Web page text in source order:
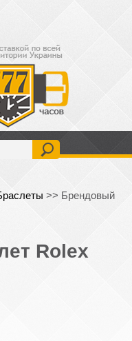
>> Брендовый
Rolex